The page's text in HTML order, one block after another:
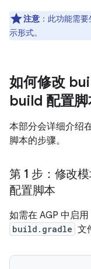
注意 ：此功能需
示形式。
如何修改
build 配置
本部分会详细介绍
脚本的步骤。
第 1 步：修改
配置脚本
如需在 AGP 中启
build.gradle 文